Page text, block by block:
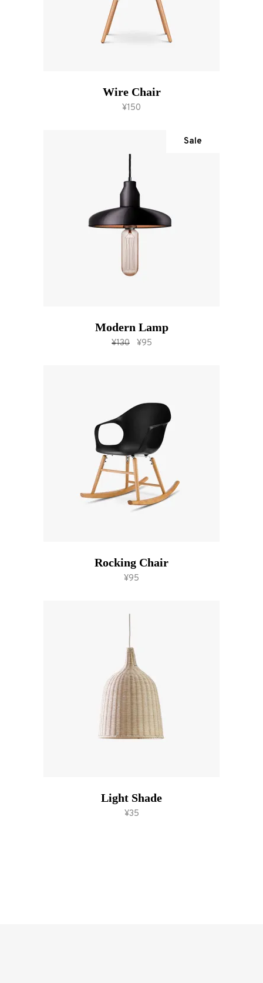
Wire Chair
¥150
add to cart
Sale
Modern Lamp
¥130 ¥95
add to cart
Rocking Chair
¥95
add to cart
Light Shade
¥35
add to cart